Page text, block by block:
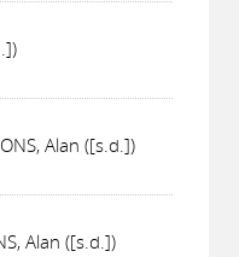
Alan ([s.d.])
Alan ([s.d.])